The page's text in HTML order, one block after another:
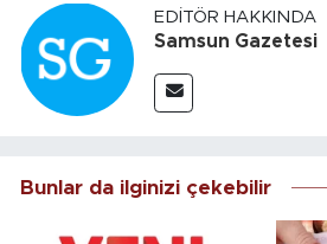
EDITÖR HAKKINDA
Samsun Gazetesi
Bunlar da ilginizi çekebilir